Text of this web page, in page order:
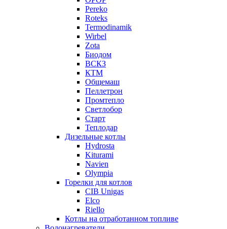
Pereko
Roteks
Termodinamik
Wirbel
Zota
Биодом
ВСКЗ
КТМ
Общемаш
Пеллетрон
Промтепло
Светлобор
Старт
Теплодар
Дизельные котлы
Hydrosta
Kiturami
Navien
Olympia
Горелки для котлов
CIB Unigas
Elco
Riello
Котлы на отработанном топливе